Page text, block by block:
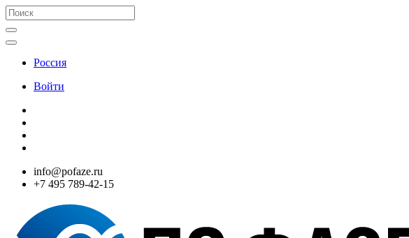
Россия
Войти
info@pofaze.ru
+7 495 789-42-15